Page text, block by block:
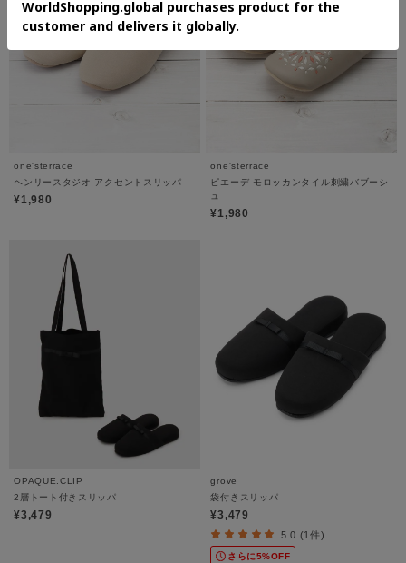
one'sterrace
ヘンリースタジオ アクセントスリッパ
¥1,980
one'sterrace
ピエーデ モロッカンタイル刺繍バブーシ
ュ
¥1,980
OPAQUE.CLIP
2層トート付きスリッパ
¥3,479
grove
袋付きスリッパ
¥3,479
5.0 (1件)
さらに5%OFF